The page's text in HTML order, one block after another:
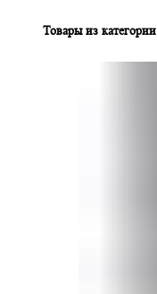
Товары из категории